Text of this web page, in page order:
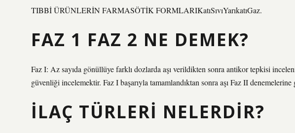
TIBBİ ÜRÜNLERİN FARMASÖTİK FORMLARIKatıSıvıYarıkatıGaz.
FAZ 1 FAZ 2 NE DEMEK?
Faz I: Az sayıda gönüllüye farklı dozlarda aşı verildikten sonra antikor tepkisi
güvenliği incelemektir. Faz I başarıyla tamamlandıktan sonra aşı Faz II
İLAÇ TÜRLERI NELERDIR?